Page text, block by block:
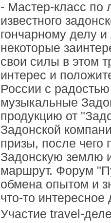
- Мастер-класс по
известного
гончарному делу
некоторые
свои силы в этом
интерес и
России с
музыкальные
продукцию от
Задонской
призы, после чего
Задонскую землю
маршрут. Форум
обмена опытом и
что-то интересное
Участие travel-